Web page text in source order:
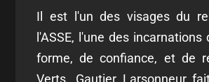
Il est l'un des visages du
l'ASSE, l'une des incarnations
forme, de confiance, et de
Verts. Gautier Larsonneur